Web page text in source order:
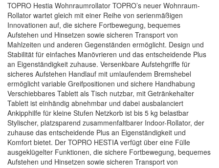
TOPRO Hestia Wohnraumrollator TOPRO’s neuer Wohnraum-
Rollator wartet gleich mit einer Reihe von serienmäßigen
Innovationen auf, die sichere Fortbewegung, bequemes
Aufstehen und Hinsetzen sowie sicheren Transport von
Mahlzeiten und anderen Gegenständen ermöglicht. Design und
Stabilität für einfaches Manövrieren und das entscheidende Plus
an Eigenständigkeit zuhause. Versenkbare Aufstehgriffe für
sicheres Aufstehen Handlauf mit umlaufendem Bremshebel
ermöglicht variable Greifpositionen und sichere Handhabung
Verschiebbares Tablett als Tisch nutzbar, mit Getränkehalter
Tablett ist einhändig abnehmbar und dabei ausbalanciert
Ankipphilfe für kleine Stufen Netzkorb ist bis 5 kg belastbar
Stylischer, platzsparend zusammenfaltbarer Indoor-Rollator, der
zuhause das entscheidende Plus an Eigenständigkeit und
Komfort bietet. Der TOPRO HESTIA verfügt über eine Fülle
ausgeklügelter Funktionen, die sichere Fortbewegung, bequemes
Aufstehen und Hinsetzen sowie sicheren Transport von